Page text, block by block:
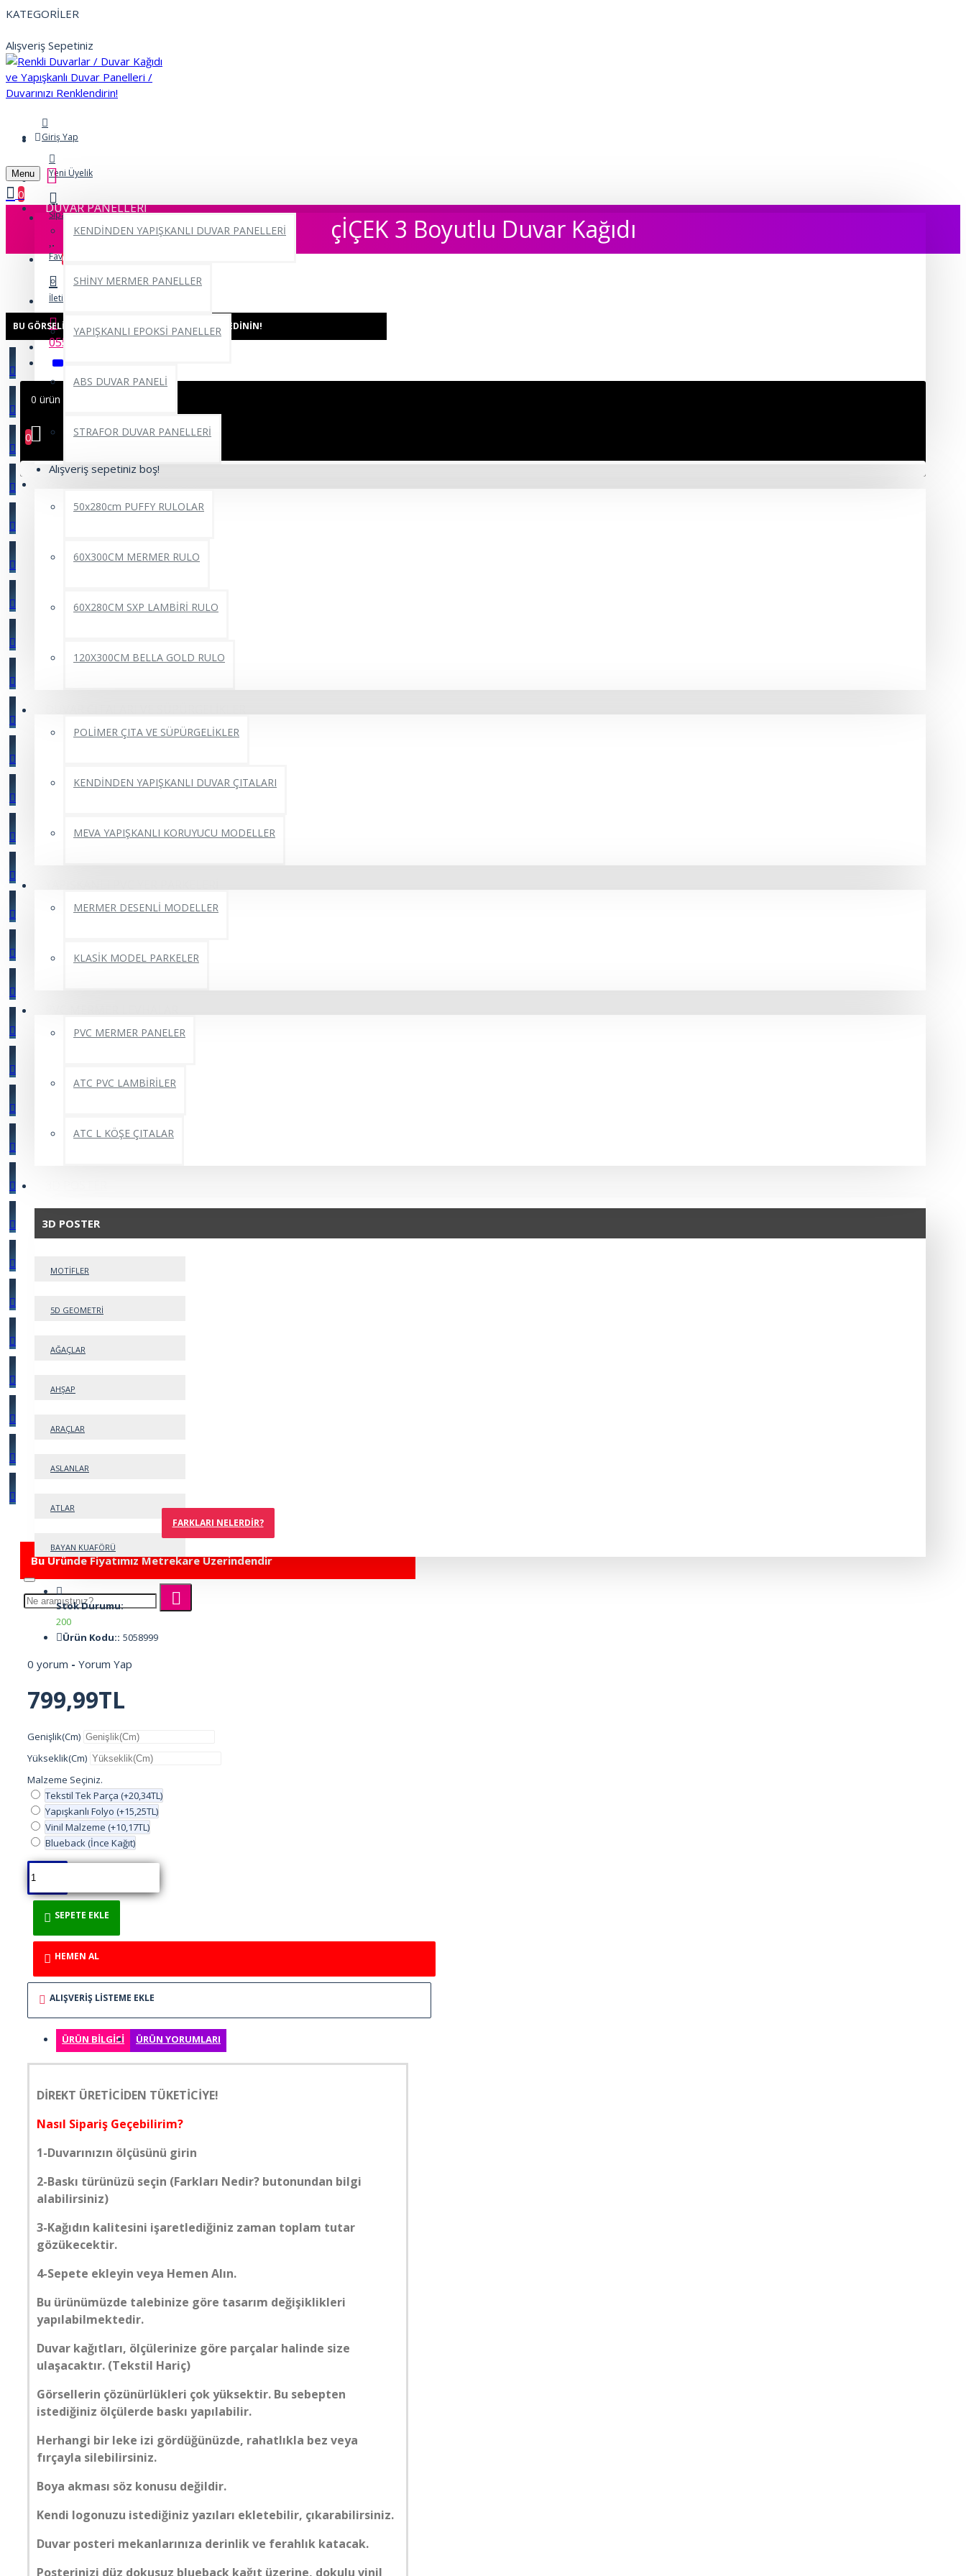
KATEGORİLER
Alışveriş Sepetiniz
Giriş Yap
Yeni Üyelik
Siparişlerim
Favorilerim
0
İletişim
0552 662 22 69
0 ürün - 0,00TL
0
Alışveriş sepetiniz boş!
DUVAR PANELLERİ
KENDİNDEN YAPIŞKANLI DUVAR PANELLERİ
SHİNY MERMER PANELLER
YAPIŞKANLI EPOKSİ PANELLER
ABS DUVAR PANELİ
STRAFOR DUVAR PANELLERİ
50x280cm PUFFY RULOLAR
60X300CM MERMER RULO
60X280CM SXP LAMBİRİ RULO
120X300CM BELLA GOLD RULO
POLİMER ÇITA VE SÜPÜRGELİKLER
KENDİNDEN YAPIŞKANLI DUVAR ÇITALARI
MEVA YAPIŞKANLI KORUYUCU MODELLER
MERMER DESENLİ MODELLER
KLASİK MODEL PARKELER
PVC MERMER PANELER
ATC PVC LAMBİRİLER
ATC L KÖŞE ÇITALAR
3D POSTER
MOTİFLER
5D GEOMETRİ
AĞAÇLAR
AHŞAP
ARAÇLAR
ASLANLAR
ATLAR
BAYAN KUAFÖRÜ
BEBEK
CAFE
ÇİÇEKLER
ÇOCUKLAR
DENİZ OKYANUS
DENİZLATI AKVARYUM
DERİNLİK
DİNİ
DOĞA
ELİT MODERN 5D
ERKEK BERBER
GÖKYÜZÜ
GÜN BATIMI
HARİTA OFİS
KABARTMA
MERMER
PENCERE
ŞEHİR SİMGE LERİ
SPOR SALONU
Menu
0
çİÇEK 3 Boyutlu Duvar Kağıdı
BU GÖRSELI AŞAĞIDAKI ODALARDA GÖRÜN, FIKIR EDININ!
FARKLARI NELERDIR?
Bu Üründe Fiyatımız Metrekare Üzerindendir
Stok Durumu:
200
Ürün Kodu:: 5058999
0 yorum - Yorum Yap
799,99TL
Genişlik(Cm)
Yükseklik(Cm)
Malzeme Seçiniz.
Tekstil Tek Parça (+20,34TL)
Yapışkanlı Folyo (+15,25TL)
Vinil Malzeme (+10,17TL)
Blueback (İnce Kağıt)
SEPETE EKLE
HEMEN AL
ALIŞVERIŞ LISTEME EKLE
ÜRÜN BILGISI ÜRÜN YORUMLARI
DİREKT ÜRETİCİDEN TÜKETİCİYE!
Nasıl Sipariş Geçebilirim?
1-Duvarınızın ölçüsünü girin
2-Baskı türünüzü seçin (Farkları Nedir? butonundan bilgi
alabilirsiniz)
3-Kağıdın kalitesini işaretlediğiniz zaman toplam tutar
gözükecektir.
4-Sepete ekleyin veya Hemen Alın.
Bu ürünümüzde talebinize göre tasarım değişiklikleri
yapılabilmektedir.
Duvar kağıtları, ölçülerinize göre parçalar halinde size
ulaşacaktır. (Tekstil Hariç)
Görsellerin çözünürlükleri çok yüksektir. Bu sebepten
istediğiniz ölçülerde baskı yapılabilir.
Herhangi bir leke izi gördüğünüzde, rahatlıkla bez veya
fırçayla silebilirsiniz.
Boya akması söz konusu değildir.
Kendi logonuzu istediğiniz yazıları ekletebilir, çıkarabilirsiniz.
Duvar posteri mekanlarınıza derinlik ve ferahlık katacak.
Posterinizi düz dokusuz blueback kağıt üzerine, dokulu vinil